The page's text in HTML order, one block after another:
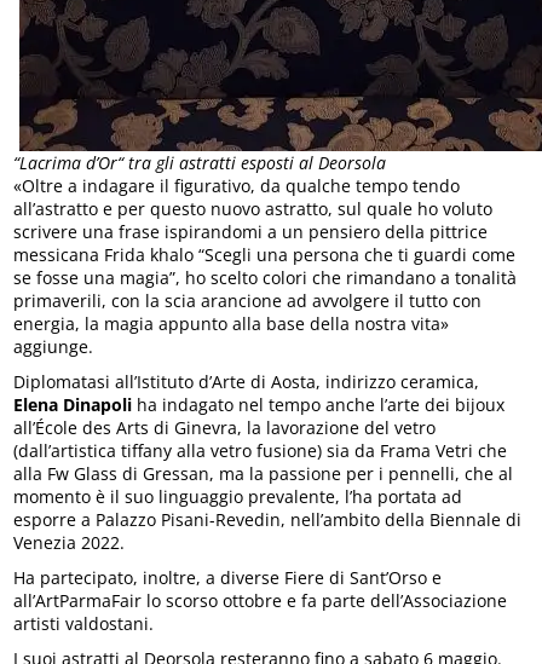
“Lacrima d’Or“ tra gli astratti esposti al Deorsola
«Oltre a indagare il figurativo, da qualche tempo tendo
all’astratto e per questo nuovo astratto, sul quale ho voluto
scrivere una frase ispirandomi a un pensiero della pittrice
messicana Frida khalo “Scegli una persona che ti guardi come
se fosse una magia”, ho scelto colori che rimandano a tonalità
primaverili, con la scia arancione ad avvolgere il tutto con
energia, la magia appunto alla base della nostra vita»
aggiunge.
Diplomatasi all’Istituto d’Arte di Aosta, indirizzo ceramica,
Elena Dinapoli ha indagato nel tempo anche l’arte dei bijoux
all’École des Arts di Ginevra, la lavorazione del vetro
(dall’artistica tiffany alla vetro fusione) sia da Frama Vetri che
alla Fw Glass di Gressan, ma la passione per i pennelli, che al
momento è il suo linguaggio prevalente, l’ha portata ad
esporre a Palazzo Pisani-Revedin, nell’ambito della Biennale di
Venezia 2022.
Ha partecipato, inoltre, a diverse Fiere di Sant’Orso e
all’ArtParmaFair lo scorso ottobre e fa parte dell’Associazione
artisti valdostani.
I suoi astratti al Deorsola resteranno fino a sabato 6 maggio.